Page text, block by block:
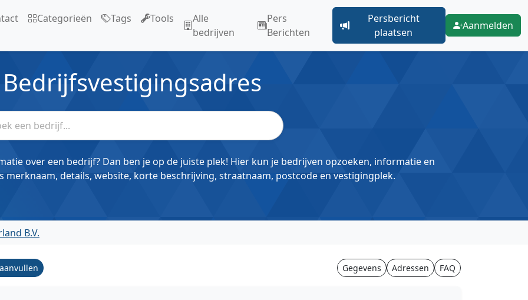
Categorieën Tags Tools
Alle
bedrijven
Pers
Berichten
Persbericht
plaatsen
Aanmelden
Bedrijfsvestigingsadres
over een bedrijf? Dan ben je op de juiste plek! Hier kun je bedrijven opzoeken, informatie en
merknaam, details, website, korte beschrijving, straatnaam, postcode en vestigingplek.
B.V.
Gegevens Adressen FAQ